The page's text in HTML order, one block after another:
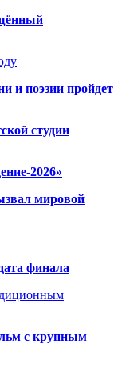
и поэзии пройдет
студии
2026»
мировой
финала
с крупным